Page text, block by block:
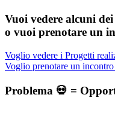
Vuoi vedere alcuni
o vuoi prenotare un
Voglio vedere i Progetti
Voglio prenotare un
Problema 💀 =